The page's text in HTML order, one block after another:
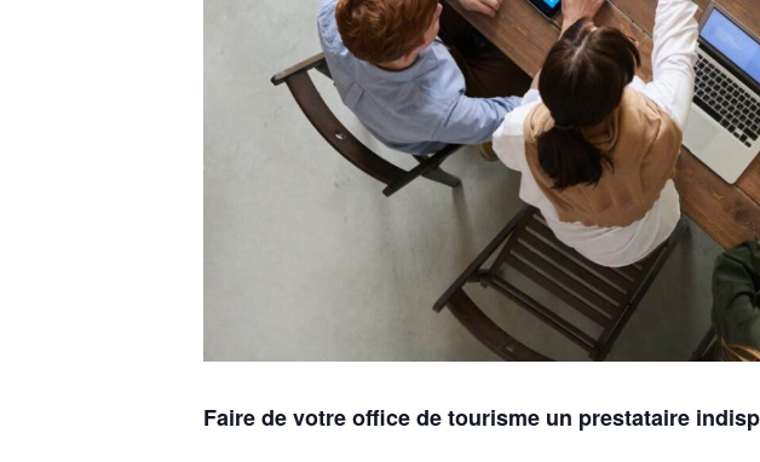
Faire de votre office de tourisme un prestataire